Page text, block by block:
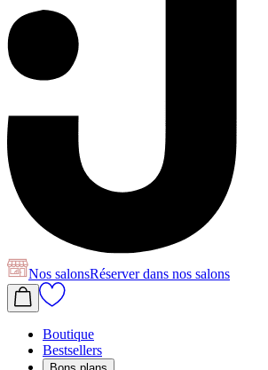
Nos salonsRéserverdans nos salons
Boutique
Bestsellers